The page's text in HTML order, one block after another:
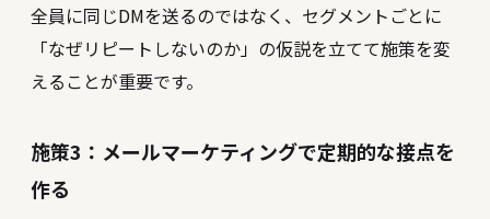
全員に同じDMを送るのではなく、セグメントごとに
「なぜリピートしないのか」の仮説を立てて施策を変
えることが重要です。
施策3：メールマーケティングで定期的な接点を
作る